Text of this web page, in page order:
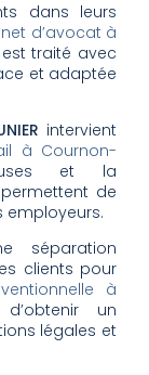
dans leurs
d’avocat à
traité avec
et adaptée
intervient
à Cournon-
et la
de
employeurs.
séparation
clients pour
à
un
légales et